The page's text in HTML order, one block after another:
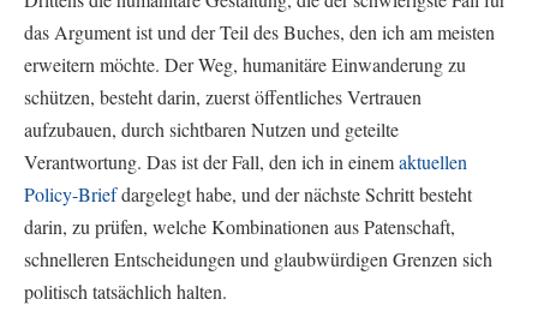
das Argument ist und der Teil des Buches, den ich am meisten
erweitern möchte. Der Weg, humanitäre Einwanderung zu
schützen, besteht darin, zuerst öffentliches Vertrauen
aufzubauen, durch sichtbaren Nutzen und geteilte
Verantwortung. Das ist der Fall, den ich in einemaktuellen
Policy-Briefdargelegt habe, und der nächste Schritt besteht
darin, zu prüfen, welche Kombinationen aus Patenschaft,
schnelleren Entscheidungen und glaubwürdigen Grenzen sich
politisch tatsächlich halten.